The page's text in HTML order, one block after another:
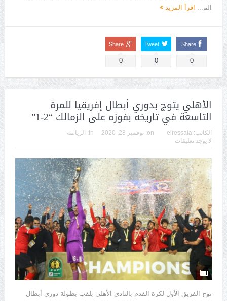
الم... اقرأ المزيد
Share
0
Tweet
0
Share
0
الأهلي يتوج بدوري أبطال إفريقيا للمرة
التاسعة في تاريخه بفوزه على الزمالك “2-1”
الكاتب: elressala
on: نوفمبر 28, 2020 In: الرياضة
لا يوجد تعليقات
توج الفريق الأول لكرة القدم بالنادي الأهلي بلقب بطولة دوري أبطال